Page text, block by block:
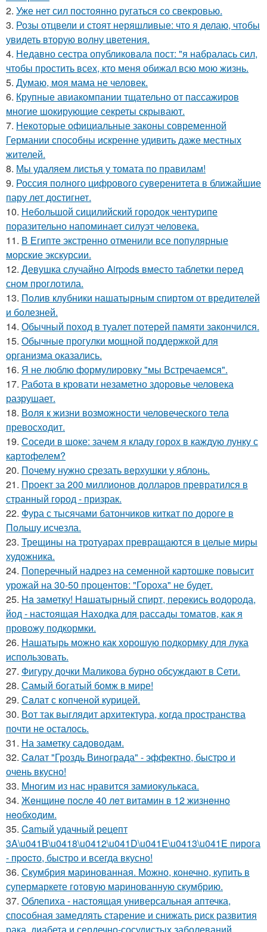
2. Уже нет сил постоянно ругаться со свекровью.
3. Розы отцвели и стоят неряшливые: что я делаю, чтобы
увидеть вторую волну цветения.
4. Недавно сестра опубликовала пост: "я набралась сил,
чтобы простить всех, кто меня обижал всю мою жизнь.
5. Думаю, моя мама не человек.
6. Крупные авиакомпании тщательно от пассажиров
многие шокирующие секреты скрывают.
7. Некоторые официальные законы современной
Германии способны искренне удивить даже местных
жителей.
8. Мы удаляем листья у томата по правилам!
9. Россия полного цифрового суверенитета в ближайшие
пару лет достигнет.
10. Небольшой сицилийский городок чентурипе
поразительно напоминает силуэт человека.
11. В Египте экстренно отменили все популярные
морские экскурсии.
12. Девушка случайно Airpods вместо таблетки перед
сном проглотила.
13. Пoлив клyбники нашатырным спиртoм от вредителей
и болезней.
14. Обычный поход в туалет потерей памяти закончился.
15. Обычные прогулки мощной поддержкой для
организма оказались.
16. Я не люблю формулировку "мы Встречаемся".
17. Работа в кровати незаметно здоровье человека
разрушает.
18. Воля к жизни возможности человеческого тела
превосходит.
19. Соседи в шоке: зачем я кладу горох в каждую лунку с
картофелем?
20. Почему нужно срезать верхушки у яблонь.
21. Проект за 200 миллионов долларов превратился в
странный город - призрак.
22. Фура с тысячами батончиков киткат по дороге в
Польшу исчезла.
23. Трещины на тротуарах превращаются в целые миры
художника.
24. Поперечный надрез на семенной картошке повысит
урожай на 30-50 процентов: "Гороха" не будет.
25. Ha зaметку! Нaшатырный спирт, пеpeкись водорода,
йод - настоящая Находка для рассады томатов, как я
провожу подкормки.
26. Нашатырь можно как хорошую подкормку для лука
использовать.
27. Фигуру дочки Маликова бурно обсуждают в Сети.
28. Самый богатый бомж в мире!
29. Сaлат с копченой курицей.
30. Вот так выглядит архитектура, когда пространства
почти не осталось.
31. На заметку садоводам.
32. Caлат "Гроздь Винoграда" - эффeктно, быстpo и
очень вкусно!
33. Многим из нас нравится замиокулькаса.
34. Жeнщинe пocлe 40 лeт витамин в 12 жизнeннo
нeoбхoдим.
35. Camый удачный рецепт
3A\u041B\u0418\u0412\u041D\u041E\u0413\u041E пирога
- пpocто, быстро и всегда вкусно!
36. Скумбрия маринованная. Можно, конечно, купить в
супермаркете готовую маринованную скумбрию.
37. Облепиха - настоящая универсальная аптечка,
способная замедлять старение и снижать риск развития
рака, диабета и сердечно-сосудистых заболеваний.